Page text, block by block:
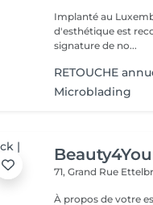
Implanté au
d'esthétique est
signature de no...
RETOUCHE
Microblading
71, Grand Rue
À propos de votre espace beauté Un